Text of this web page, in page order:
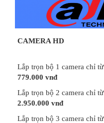
CAMERA HD
Lắp trọn bộ 1 camera chỉ từ
779.000 vnđ
Lắp trọn bộ 2 camera chỉ từ
2.950.000 vnđ
Lắp trọn bộ 3 camera chỉ từ